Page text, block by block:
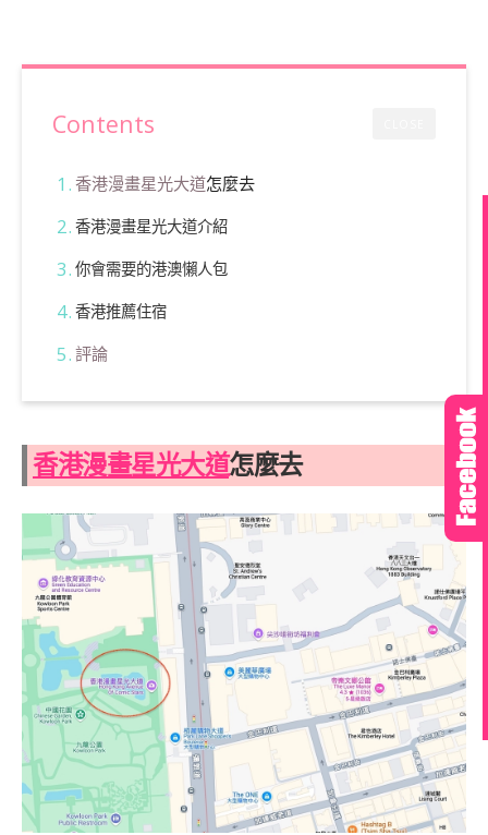
Contents
香港漫畫星光大道怎麼去
香港漫畫星光大道介紹
你會需要的港澳懶人包
香港推薦住宿
評論
香港漫畫星光大道怎麼去